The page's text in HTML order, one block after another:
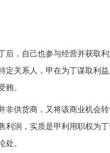
，自己也参与经营并获取
关系人，甲在为丁谋取利
贿。
供货商，又将该商业机会
润，实质是甲利用职权为
处。